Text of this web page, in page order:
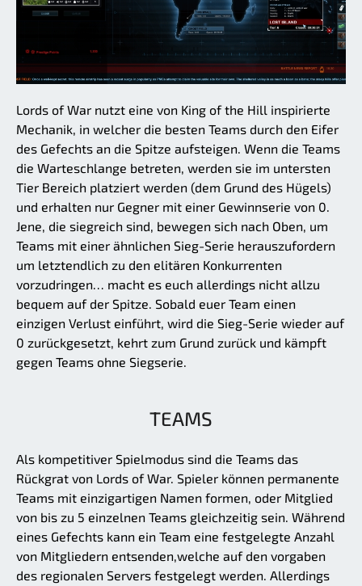
Lords of War nutzt eine von King of the Hill inspirierte
Mechanik, in welcher die besten Teams durch den Eifer
des Gefechts an die Spitze aufsteigen. Wenn die Teams
die Warteschlange betreten, werden sie im untersten
Tier Bereich platziert werden (dem Grund des Hügels)
und erhalten nur Gegner mit einer Gewinnserie von 0.
Jene, die siegreich sind, bewegen sich nach Oben, um
Teams mit einer ähnlichen Sieg-Serie herauszufordern
um letztendlich zu den elitären Konkurrenten
vorzudringen… macht es euch allerdings nicht allzu
bequem auf der Spitze. Sobald euer Team einen
einzigen Verlust einführt, wird die Sieg-Serie wieder auf
0 zurückgesetzt, kehrt zum Grund zurück und kämpft
gegen Teams ohne Siegserie.
TEAMS
Als kompetitiver Spielmodus sind die Teams das
Rückgrat von Lords of War. Spieler können permanente
Teams mit einzigartigen Namen formen, oder Mitglied
von bis zu 5 einzelnen Teams gleichzeitig sein. Während
eines Gefechts kann ein Team eine festgelegte Anzahl
von Mitgliedern entsenden,welche auf den vorgaben
des regionalen Servers festgelegt werden. Allerdings